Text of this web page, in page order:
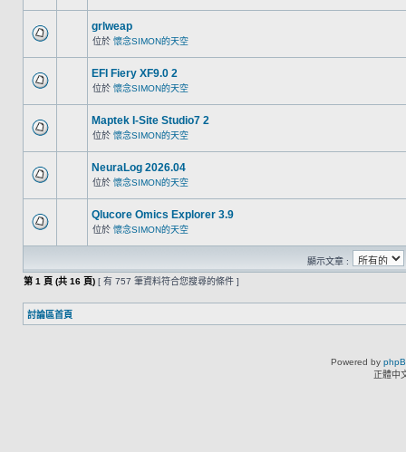
grlweap
位於 懷念SIMON的天空
EFI Fiery XF9.0 2
位於 懷念SIMON的天空
Maptek I-Site Studio7 2
位於 懷念SIMON的天空
NeuraLog 2026.04
位於 懷念SIMON的天空
Qlucore Omics Explorer 3.9
位於 懷念SIMON的天空
顯示文章 :
第 1 頁 (共 16 頁) [ 有 757 筆資料符合您搜尋的條件 ]
討論區首頁
Powered by
正體中